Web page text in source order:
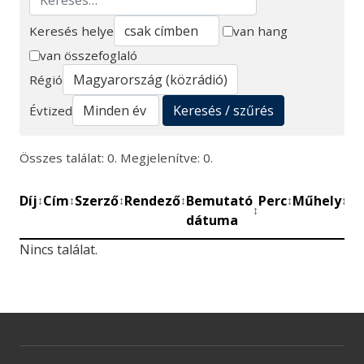
Keresés
Keresés helye
van hang
van összefoglaló
Régió
Évtized
Keresés / szűrés
Összes találat: 0. Megjelenítve: 0.
Díj↕Cím↕Szerző↕Rendező↕Bemutató
dátuma
↕
Perc↕Műhely↕
Nincs találat.